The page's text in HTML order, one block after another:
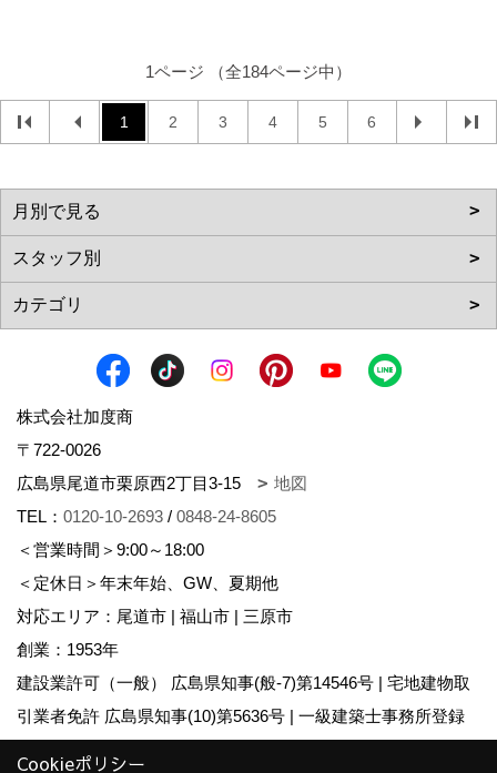
1ページ （全184ページ中）
1 2 3 4 5 6
株式会社加度商
〒722-0026
広島県尾道市栗原西2丁目3-15
地図
TEL： 0120-10-2693 / 0848-24-8605
＜営業時間＞9:00～18:00
＜定休日＞年末年始、GW、夏期他
対応エリア：尾道市 | 福山市 | 三原市
創業：1953年
建設業許可（一般） 広島県知事(般-7)第14546号 | 宅地建物取
引業者免許 広島県知事(10)第5636号 | 一級建築士事務所登録
Cookieポリシー